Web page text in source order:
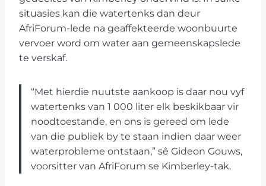
situasies kan die watertenks dan deur
AfriForum-lede na geaffekteerde woonbuurte
vervoer word om water aan gemeenskapslede
te verskaf.
“Met hierdie nuutste aankoop is daar nou vyf
watertenks van 1 000 liter elk beskikbaar vir
noodtoestande, en ons is gereed om lede
van die publiek by te staan indien daar weer
waterprobleme ontstaan,” sê Gideon Gouws,
voorsitter van AfriForum se Kimberley-tak.